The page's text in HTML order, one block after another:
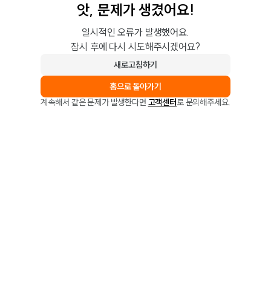
앗, 문제가 생겼어요!
일시적인 오류가 발생했어요.
잠시 후에 다시 시도해주시겠어요?
새로고침하기
홈으로 돌아가기
계속해서 같은 문제가 발생한다면 고객센터로 문의해주세요.